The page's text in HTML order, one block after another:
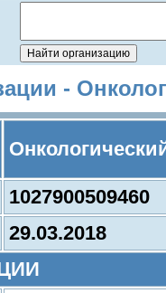
-
1027900509460
29.03.2018